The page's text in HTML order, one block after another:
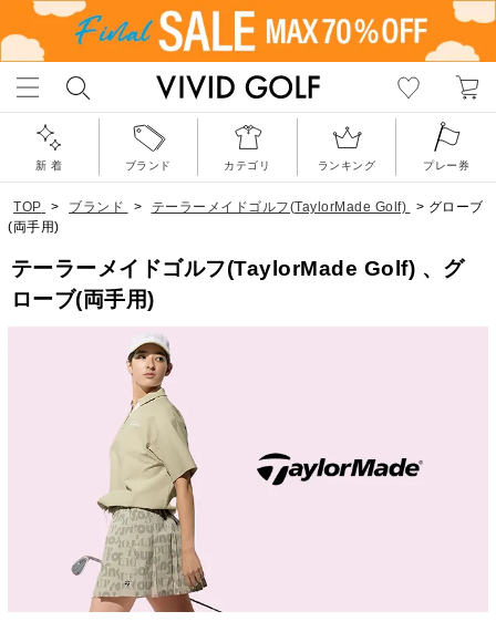
新 着 ブランド カテゴリ ランキング プレー券
TOP > ブランド > テーラーメイドゴルフ(TaylorMade Golf) > グローブ
(両手用)
テーラーメイドゴルフ(TaylorMade Golf) 、グ
ローブ(両手用)